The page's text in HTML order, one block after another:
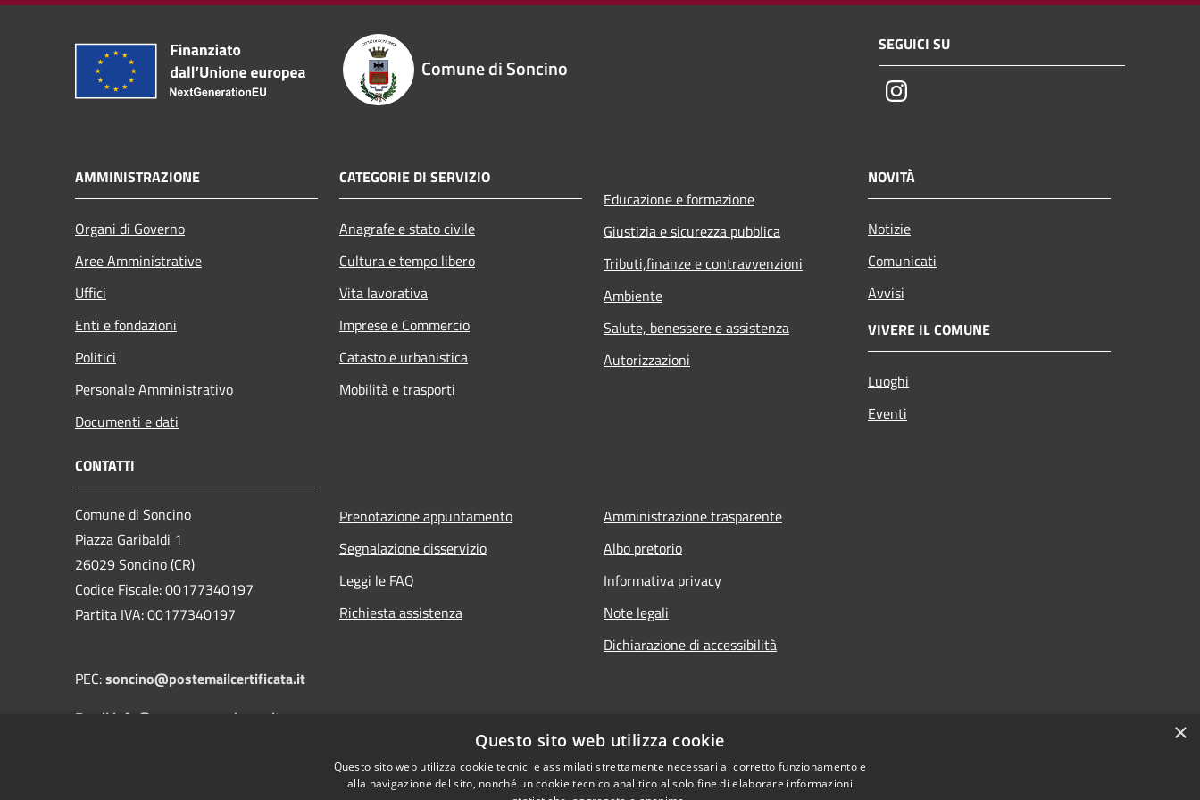
Comune di Soncino
SEGUICI SU
Instagram
AMMINISTRAZIONE
Organi di Governo
Aree Amministrative
Uffici
Enti e fondazioni
Politici
Personale Amministrativo
Documenti e dati
CATEGORIE DI SERVIZIO
Anagrafe e stato civile
Cultura e tempo libero
Vita lavorativa
Imprese e Commercio
Catasto e urbanistica
Mobilità e trasporti
Educazione e formazione
Giustizia e sicurezza pubblica
Tributi,finanze e contravvenzioni
Ambiente
Salute, benessere e assistenza
Autorizzazioni
NOVITÀ
Notizie
Comunicati
Avvisi
VIVERE IL COMUNE
Luoghi
Eventi
CONTATTI
Comune di Soncino
Piazza Garibaldi 1
26029 Soncino (CR)
Codice Fiscale: 00177340197
Partita IVA: 00177340197
PEC:soncino@postemailcertificata.it
Email:info@comune.soncino.cr.it
Prenotazione appuntamento
Segnalazione disservizio
Leggi le FAQ
Richiesta assistenza
Amministrazione trasparente
Albo pretorio
Informativa privacy
Note legali
Dichiarazione di accessibilità
×
Questo sito web utilizza cookie
Questo sito web utilizza cookie tecnici e assimilati strettamente necessari al corretto funzionamento e
alla navigazione del sito, nonché un cookie tecnico analitico al solo fine di elaborare informazioni